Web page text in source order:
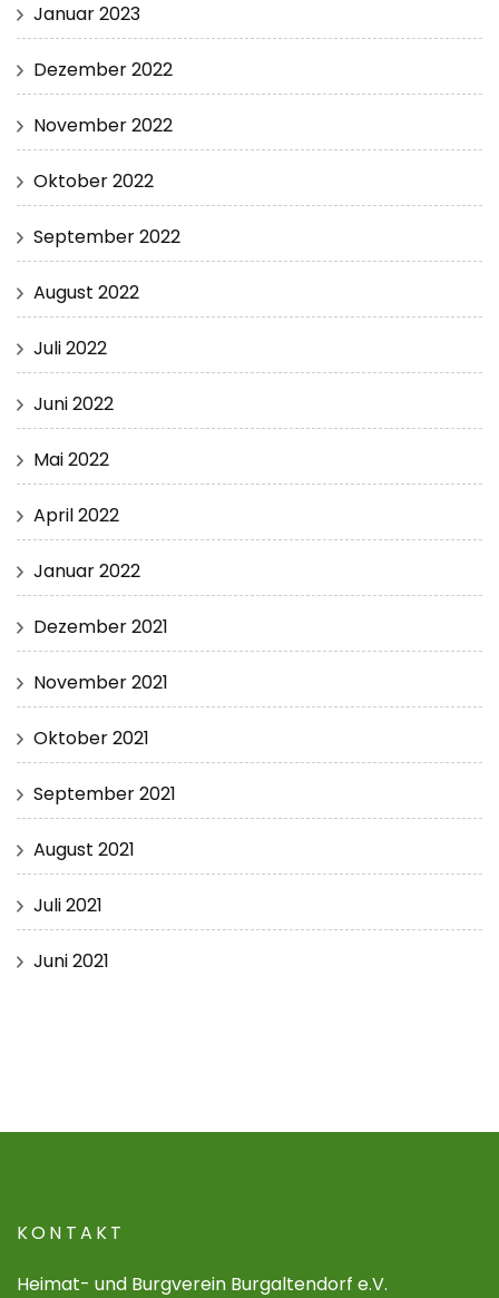
Januar 2023
Dezember 2022
November 2022
Oktober 2022
September 2022
August 2022
Juli 2022
Juni 2022
Mai 2022
April 2022
Januar 2022
Dezember 2021
November 2021
Oktober 2021
September 2021
August 2021
Juli 2021
Juni 2021
KONTAKT
Heimat- und Burgverein Burgaltendorf e.V.